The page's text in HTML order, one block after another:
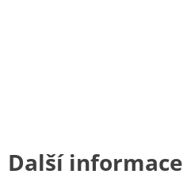
Další informace